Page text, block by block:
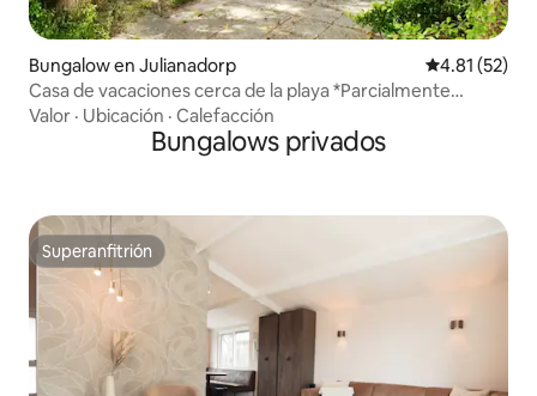
Bungalow en Julianadorp Calificación
4.81 (52)
Casa de vacaciones cerca de la playa *Parcialmente
renovada en 2023*
Valor · Ubicación · Calefacción
Bungalows privados
Superanfitrión
Superanfitrión